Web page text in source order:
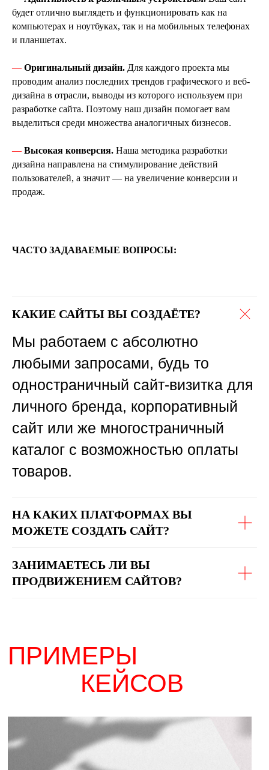
будет отлично выглядеть и функционировать как на
компьютерах и ноутбуках, так и на мобильных телефонах
и планшетах.
— Оригинальный дизайн. Для каждого проекта мы
проводим анализ последних трендов графического и веб-
дизайна в отрасли, выводы из которого используем при
разработке сайта. Поэтому наш дизайн помогает вам
выделиться среди множества аналогичных бизнесов.
— Высокая конверсия. Наша методика разработки
дизайна направлена на стимулирование действий
пользователей, а значит — на увеличение конверсии и
продаж.
ЧАСТО ЗАДАВАЕМЫЕ ВОПРОСЫ:
КАКИЕ САЙТЫ ВЫ СОЗДАЁТЕ?
Мы работаем с абсолютно
любыми запросами, будь то
одностраничный сайт-визитка для
личного бренда, корпоративный
сайт или же многостраничный
каталог с возможностью оплаты
товаров.
НА КАКИХ ПЛАТФОРМАХ ВЫ
МОЖЕТЕ СОЗДАТЬ САЙТ?
ЗАНИМАЕТЕСЬ ЛИ ВЫ
ПРОДВИЖЕНИЕМ САЙТОВ?